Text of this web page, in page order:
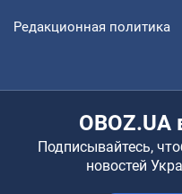
Редакционная политика
OBOZ.UA
Подписывайтесь,
новостей